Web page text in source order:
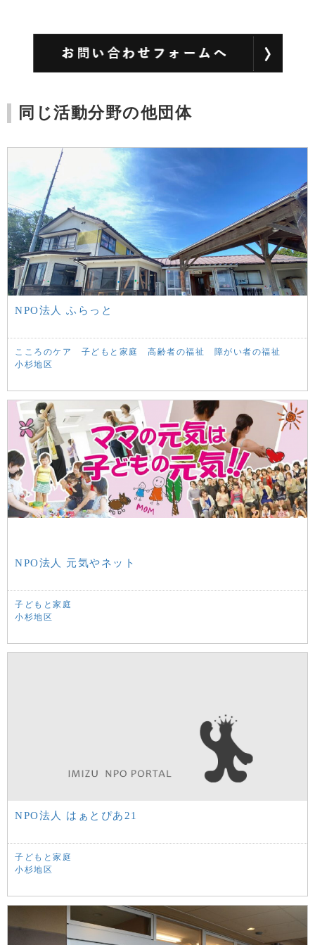
同じ活動分野の他団体
NPO法人 ふらっと
こころのケア 子どもと家庭 高齢者の福祉
障がい者の福祉
小杉地区
NPO法人 元気やネット
子どもと家庭
小杉地区
NPO法人 はぁとぴあ21
子どもと家庭
小杉地区